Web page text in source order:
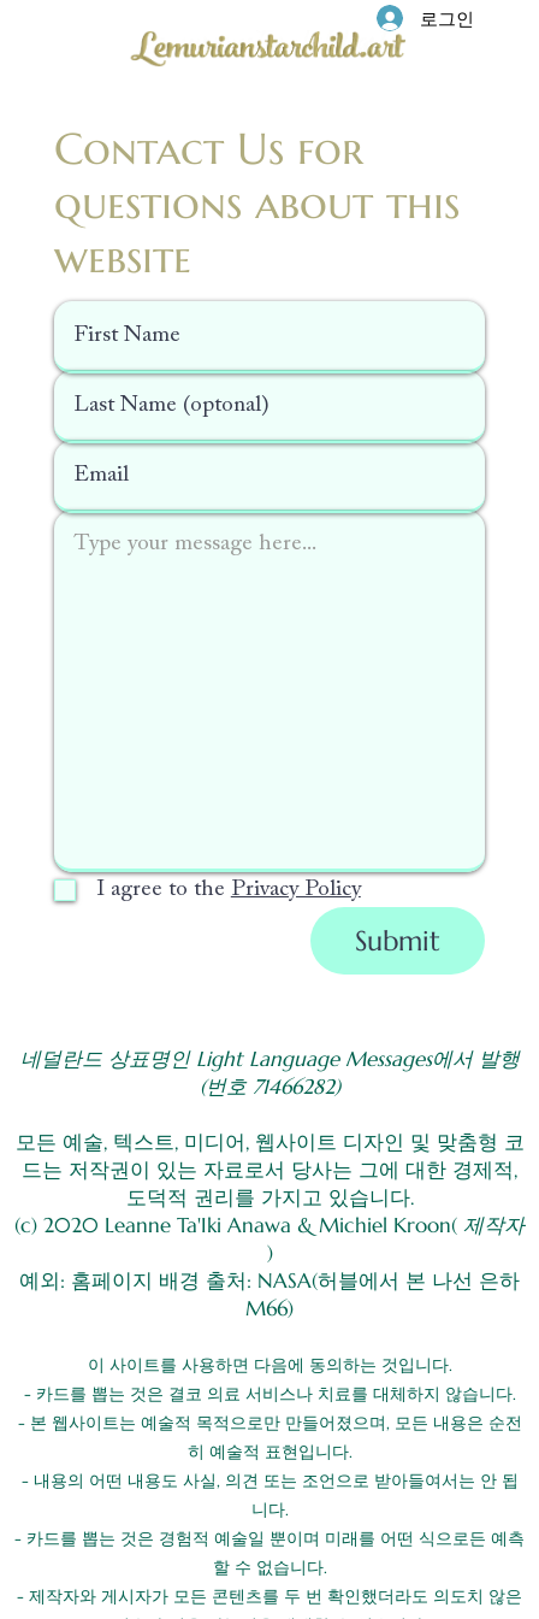
로그인
Contact Us for
questions about this
website
Submit
I agree to the Privacy Policy
네덜란드 상표명인 Light Language Messages에서 발행
(번호 71466282)
모든 예술, 텍스트, 미디어, 웹사이트 디자인 및 맞춤형 코
드는 저작권이 있는 자료로서 당사는 그에 대한 경제적,
도덕적 권리를 가지고 있습니다.
(c) 2020 Leanne Ta'Iki Anawa & Michiel Kroon(제작자
)
예외: 홈페이지 배경 출처: NASA(허블에서 본 나선 은하
M66)
이 사이트를 사용하면 다음에 동의하는 것입니다.
- 카드를 뽑는 것은 결코 의료 서비스나 치료를 대체하지 않습니다.
- 본 웹사이트는 예술적 목적으로만 만들어졌으며, 모든 내용은 순전
히 예술적 표현입니다.
- 내용의 어떤 내용도 사실, 의견 또는 조언으로 받아들여서는 안 됩
니다.
- 카드를 뽑는 것은 경험적 예술일 뿐이며 미래를 어떤 식으로든 예측
할 수 없습니다.
- 제작자와 게시자가 모든 콘텐츠를 두 번 확인했더라도 의도치 않은